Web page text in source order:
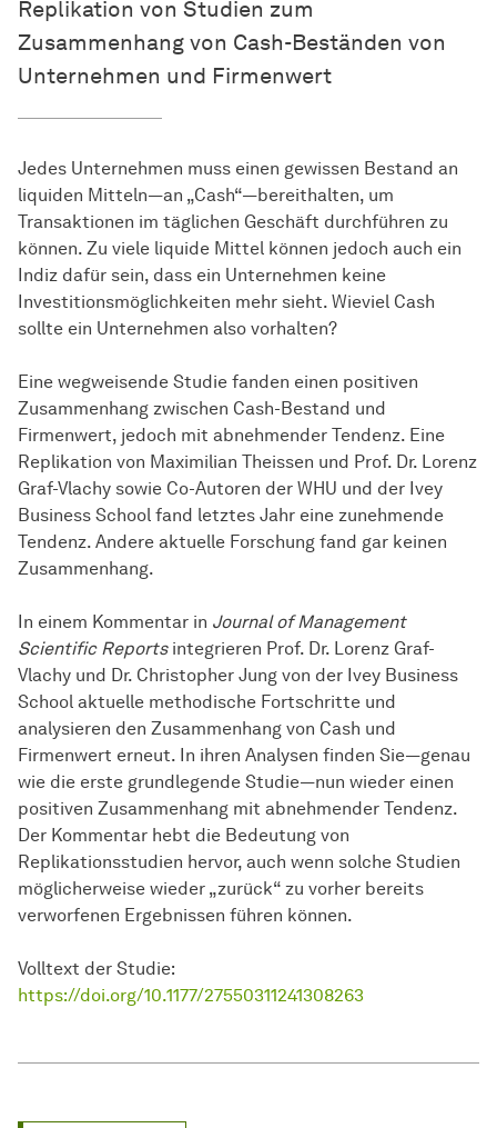
Replikation von Studien zum
Zusammenhang von Cash-Beständen von
Unternehmen und Firmenwert
Jedes Unternehmen muss einen gewissen Bestand an
liquiden Mitteln—an „Cash“—bereithalten, um
Transaktionen im täglichen Geschäft durchführen zu
können. Zu viele liquide Mittel können jedoch auch ein
Indiz dafür sein, dass ein Unternehmen keine
Investitionsmöglichkeiten mehr sieht. Wieviel Cash
sollte ein Unternehmen also vorhalten?
Eine wegweisende Studie fanden einen positiven
Zusammenhang zwischen Cash-Bestand und
Firmenwert, jedoch mit abnehmender Tendenz. Eine
Replikation von Maximilian Theissen und Prof. Dr. Lorenz
Graf-Vlachy sowie Co-Autoren der WHU und der Ivey
Business School fand letztes Jahr eine zunehmende
Tendenz. Andere aktuelle Forschung fand gar keinen
Zusammenhang.
In einem Kommentar in Journal of Management
Scientific Reportsintegrieren Prof. Dr. Lorenz Graf-
Vlachy und Dr. Christopher Jung von der Ivey Business
School aktuelle methodische Fortschritte und
analysieren den Zusammenhang von Cash und
Firmenwert erneut. In ihren Analysen finden Sie—genau
wie die erste grundlegende Studie—nun wieder einen
positiven Zusammenhang mit abnehmender Tendenz.
Der Kommentar hebt die Bedeutung von
Replikationsstudien hervor, auch wenn solche Studien
möglicherweise wieder „zurück“ zu vorher bereits
verworfenen Ergebnissen führen können.
Volltext der Studie:
https://doi.org/10.1177/27550311241308263